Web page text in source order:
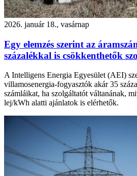
2026. január 18., vasárnap
Egy elemzés szerint az
százalékkal is csökkenthetők
A Intelligens Energia Egyesület (AEI)
villamosenergia-fogyasztók akár 35
számláikat, ha szolgáltatót váltanának,
lej/kWh alatti ajánlatok is elérhetők.